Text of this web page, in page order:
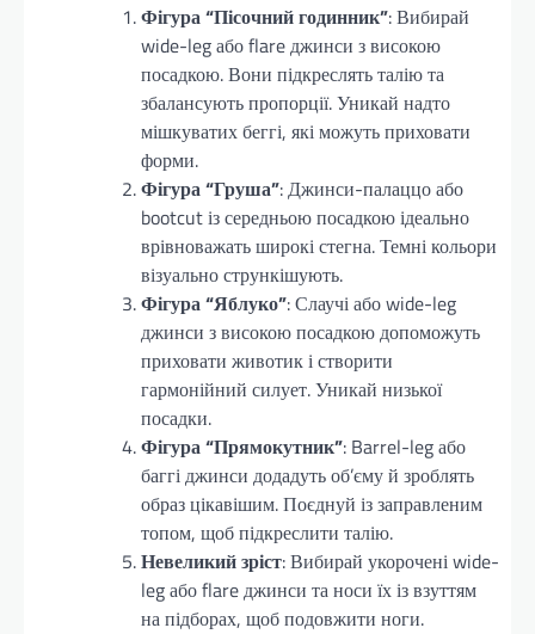
Фігура “Пісочний годинник”: Вибирай
wide-leg або flare джинси з високою
посадкою. Вони підкреслять талію та
збалансують пропорції. Уникай надто
мішкуватих беггі, які можуть приховати
форми.
Фігура “Груша”: Джинси-палаццо або
bootcut із середньою посадкою ідеально
врівноважать широкі стегна. Темні кольори
візуально стрункішують.
Фігура “Яблуко”: Слаучі або wide-leg
джинси з високою посадкою допоможуть
приховати животик і створити
гармонійний силует. Уникай низької
посадки.
Фігура “Прямокутник”: Barrel-leg або
баггі джинси додадуть об’єму й зроблять
образ цікавішим. Поєднуй із заправленим
топом, щоб підкреслити талію.
Невеликий зріст: Вибирай укорочені wide-
leg або flare джинси та носи їх із взуттям
на підборах, щоб подовжити ноги.